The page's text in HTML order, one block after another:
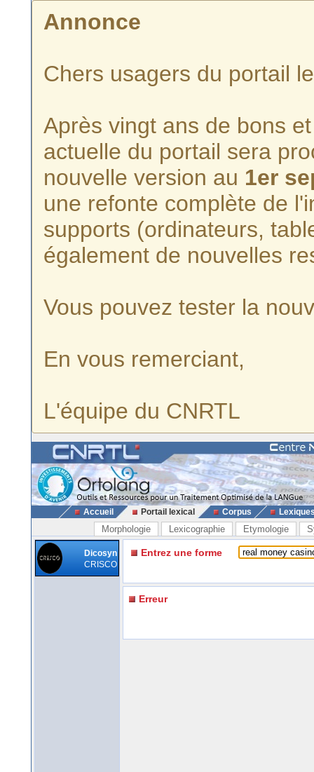
Annonce
Chers usagers du portail
Après vingt ans de bons
actuelle du portail sera
nouvelle version au 1er
une refonte complète de
supports (ordinateurs,
également de nouvelles
Vous pouvez tester la
En vous remerciant,
L'équipe du CNRTL
Accueil Portail lexical Corpus
Morphologie Lexicographie Etymologie
Dicosyn
CRISCO
Entrez une forme
Erreur